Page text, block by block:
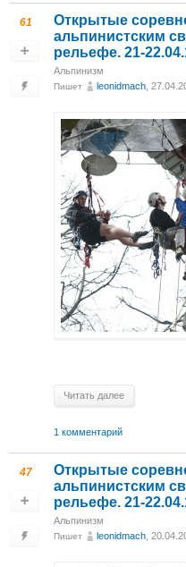
61
Открытые
альпинистским
рельефе. 21-
Альпинизм
Пишет leonidmach ,
Читать далее
1 комментарий
47
Открытые
альпинистским
рельефе. 21-
Альпинизм
Пишет leonidmach ,